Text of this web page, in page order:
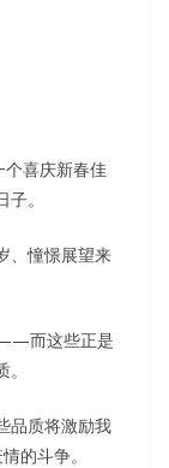
喜庆新春佳
。
、憧憬展望来
而这些正是
品质将激励我
的斗争。